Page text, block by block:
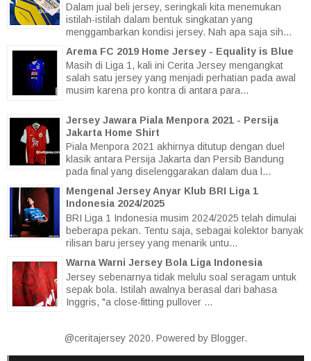
Dalam jual beli jersey, seringkali kita menemukan
istilah-istilah dalam bentuk singkatan yang
menggambarkan kondisi jersey. Nah apa saja sih...
Arema FC 2019 Home Jersey - Equality is Blue
Masih di Liga 1, kali ini Cerita Jersey mengangkat
salah satu jersey yang menjadi perhatian pada awal
musim karena pro kontra di antara para...
Jersey Jawara Piala Menpora 2021 - Persija
Jakarta Home Shirt
Piala Menpora 2021 akhirnya ditutup dengan duel
klasik antara Persija Jakarta dan Persib Bandung
pada final yang diselenggarakan dalam dua l...
Mengenal Jersey Anyar Klub BRI Liga 1
Indonesia 2024/2025
BRI Liga 1 Indonesia musim 2024/2025 telah dimulai
beberapa pekan. Tentu saja, sebagai kolektor banyak
rilisan baru jersey yang menarik untu...
Warna Warni Jersey Bola Liga Indonesia
Jersey sebenarnya tidak melulu soal seragam untuk
sepak bola. Istilah awalnya berasal dari bahasa
Inggris, "a close-fitting pullover ...
@ceritajersey 2020. Powered by Blogger.